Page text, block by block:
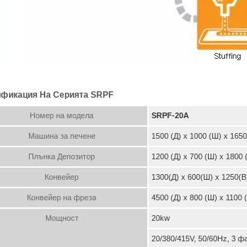
На Серията SRPF
Номер на модела SRPF-20A
Машина за печене 1500 (Д) x 1000 (Ш) x
Плънка Депозитор 1200 (Д) x 700 (Ш) x 1800
Конвейер 1300(Д) x 600(Ш) x
Конвейер на фреза 4500 (Д) x 800 (Ш) x 1100
Мощност 20kw
20/380/415V, 50/60Hz, 3